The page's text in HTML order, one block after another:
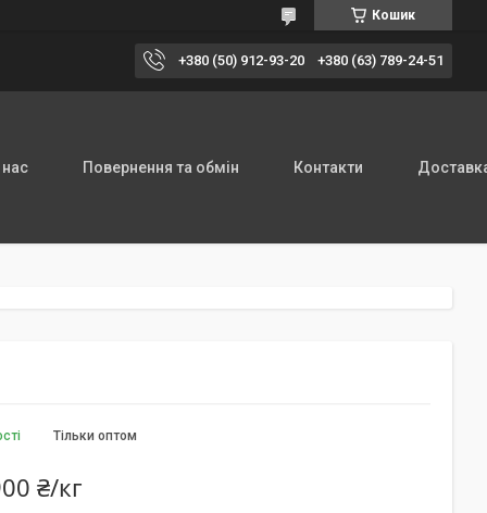
Кошик
+380 (50) 912-93-20 +380 (63) 789-24-51
Повернення та обмін Контакти
Тільки оптом
₴/кг